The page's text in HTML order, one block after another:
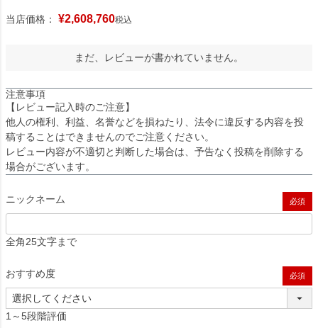
当店価格： ¥2,608,760税込
まだ、レビューが書かれていません。
注意事項
【レビュー記入時のご注意】
他人の権利、利益、名誉などを損ねたり、法令に違反する内容を投
稿することはできませんのでご注意ください。
レビュー内容が不適切と判断した場合は、予告なく投稿を削除する
場合がございます。
ニックネーム
全角25文字まで
おすすめ度
1～5段階評価